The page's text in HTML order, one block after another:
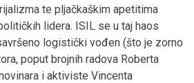
te pljačkaškim apetitima
lidera. ISIL se u taj haos
logistički vođen (što je zorno
poput brojnih radova Roberta
i aktiviste Vincenta